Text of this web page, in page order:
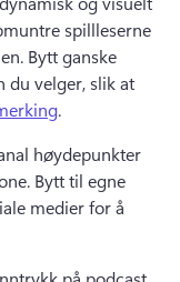
spillleserne
Bytt ganske
du velger, slik at
.
høydepunkter
Bytt til egne
medier for å